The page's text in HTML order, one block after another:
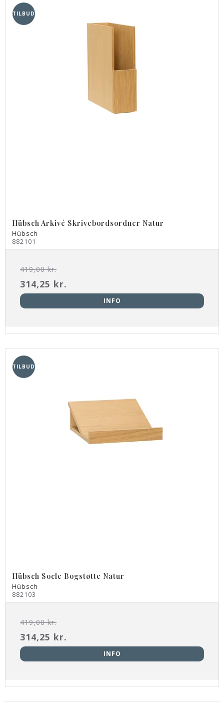
TILBUD
Hübsch Arkivé Skrivebordsordner Natur
Hübsch
882101
419,00 kr.
314,25 kr.
INFO
TILBUD
Hübsch Socle Bogstøtte Natur
Hübsch
882103
419,00 kr.
314,25 kr.
INFO